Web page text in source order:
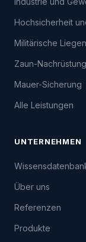
Hochsicherheit
Militärische
Zaun-Nachrüstung
Mauer-Sicherung
Alle Leistungen
UNTERNEHMEN
Über uns
Referenzen
Produkte